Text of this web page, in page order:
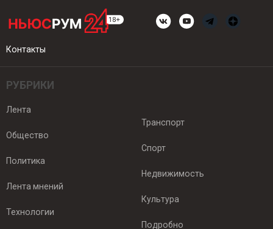
Контакты
РУБРИКИ
Лента
Общество
Политика
Лента мнений
Технологии
Транспорт
Спорт
Недвижимость
Культура
Подробно